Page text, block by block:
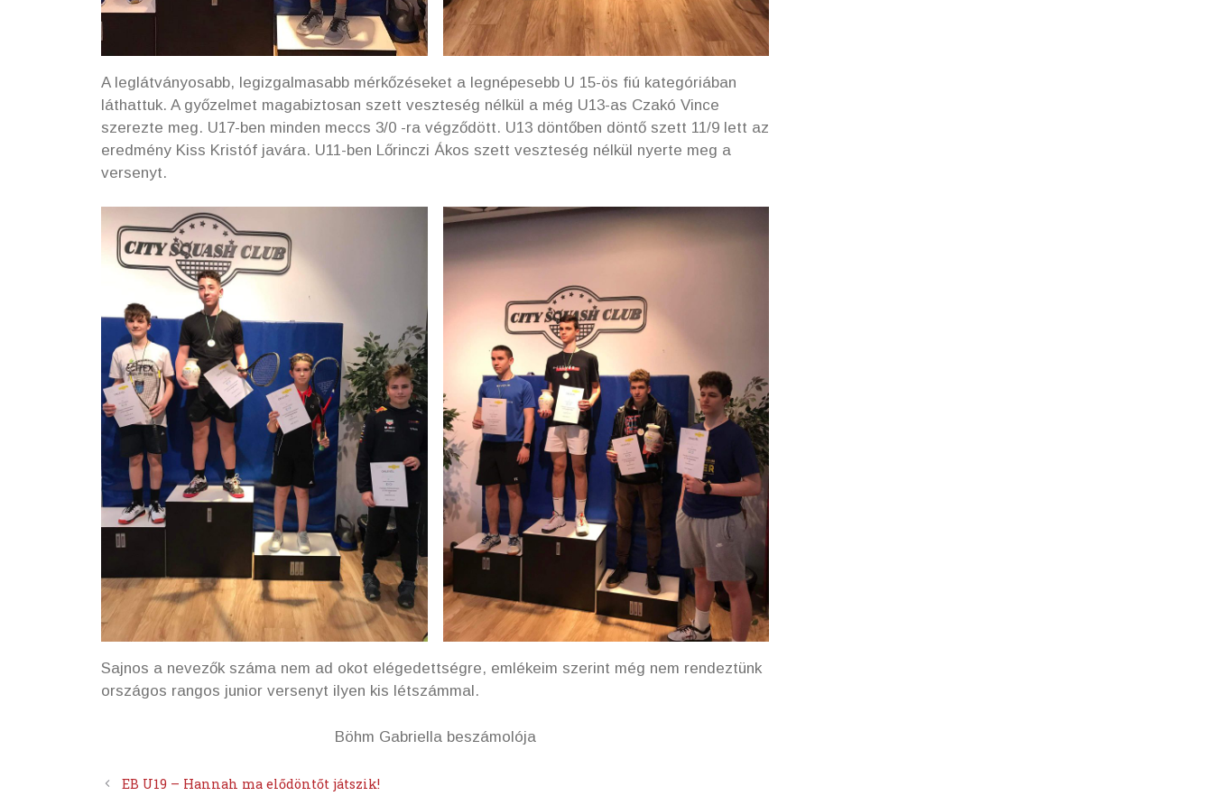
A leglátványosabb, legizgalmasabb mérkőzéseket a legnépesebb U 15-ös fiú kategóriában
láthattuk. A győzelmet magabiztosan szett veszteség nélkül a még U13-as Czakó Vince
szerezte meg. U17-ben minden meccs 3/0 -ra végződött. U13 döntőben döntő szett 11/9 lett az
eredmény Kiss Kristóf javára. U11-ben Lőrinczi Ákos szett veszteség nélkül nyerte meg a
versenyt.
Sajnos a nevezők száma nem ad okot elégedettségre, emlékeim szerint még nem rendeztünk
országos rangos junior versenyt ilyen kis létszámmal.
Böhm Gabriella beszámolója
EB U19 – Hannah ma elődöntőt játszik!